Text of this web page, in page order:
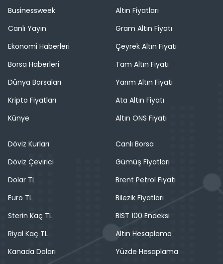
Businessweek
Canlı Yayın
Ekonomi Haberleri
Borsa Haberleri
Dünya Borsaları
Kripto Fiyatları
Künye
Altın Fiyatları
Gram Altın Fiyatı
Çeyrek Altın Fiyatı
Tam Altın Fiyatı
Yarım Altın Fiyatı
Ata Altın Fiyatı
Altın ONS Fiyatı
Döviz Kurları
Döviz Çevirici
Dolar TL
Euro TL
Sterin Kaç TL
Riyal Kaç TL
Kanada Doları
Canlı Borsa
Gümüş Fiyatları
Brent Petrol Fiyatı
Bilezik Fiyatları
BIST 100 Endeksi
Altın Hesaplama
Yüzde Hesaplama